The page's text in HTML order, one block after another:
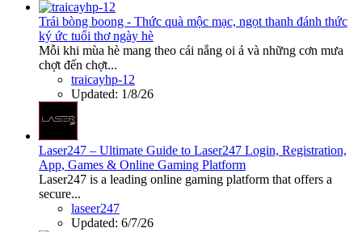
Trái bòng boong - Thức quà mộc mạc, ngọt thanh đánh thức
ký ức tuổi thơ ngày hè
Mỗi khi mùa hè mang theo cái nắng oi ả và những cơn mưa
chợt đến chợt...
traicayhp-12
Updated: 1/8/26
Laser247 – Ultimate Guide to Laser247 Login, Registration,
App, Games & Online Gaming Platform
Laser247 is a leading online gaming platform that offers a
secure...
laseer247
Updated: 6/7/26